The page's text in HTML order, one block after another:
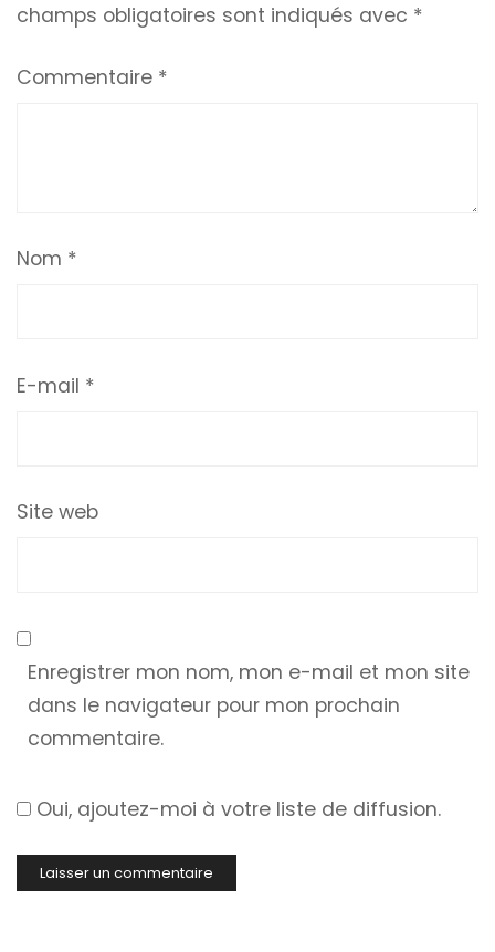
champs obligatoires sont indiqués avec *
Commentaire *
Nom *
E-mail *
Site web
Enregistrer mon nom, mon e-mail et mon site
dans le navigateur pour mon prochain
commentaire.
Oui, ajoutez-moi à votre liste de diffusion.